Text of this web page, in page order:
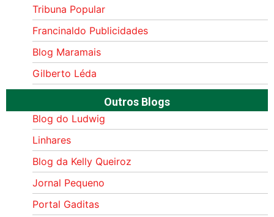
Tribuna Popular
Francinaldo Publicidades
Blog Maramais
Gilberto Léda
Outros Blogs
Blog do Ludwig
Linhares
Blog da Kelly Queiroz
Jornal Pequeno
Portal Gaditas